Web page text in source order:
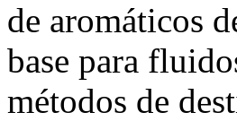
de aromáticos
base para
métodos de